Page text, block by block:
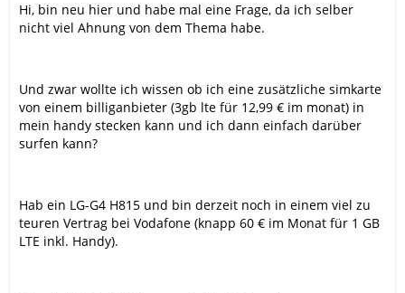
Hi, bin neu hier und habe mal eine Frage, da ich selber
nicht viel Ahnung von dem Thema habe.
Und zwar wollte ich wissen ob ich eine zusätzliche simkarte
von einem billiganbieter (3gb lte für 12,99 € im monat) in
mein handy stecken kann und ich dann einfach darüber
surfen kann?
Hab ein LG-G4 H815 und bin derzeit noch in einem viel zu
teuren Vertrag bei Vodafone (knapp 60 € im Monat für 1 GB
LTE inkl. Handy).